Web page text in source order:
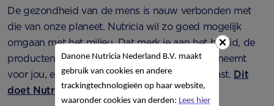
De gezondheid van de mens is nauw verbonden met
die van onze planeet. Nutricia wil zo goed mogelijk
omgaan met het milieu. Dat merk je aan het beleid, de
producten en aan de acties die Nutricia onderneemt
voor jou, en voor de generaties van de toekomst. Dit
doet Nutricia voor een gezondere planeet
Danone Nutricia Nederland B.V. maakt
gebruik van cookies en andere
trackingtechnologieën op haar website,
waaronder cookies van derden: Lees hier